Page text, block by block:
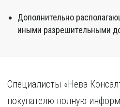
Дополнительно
иными разрешительными
Специалисты «Нева
покупателю полную